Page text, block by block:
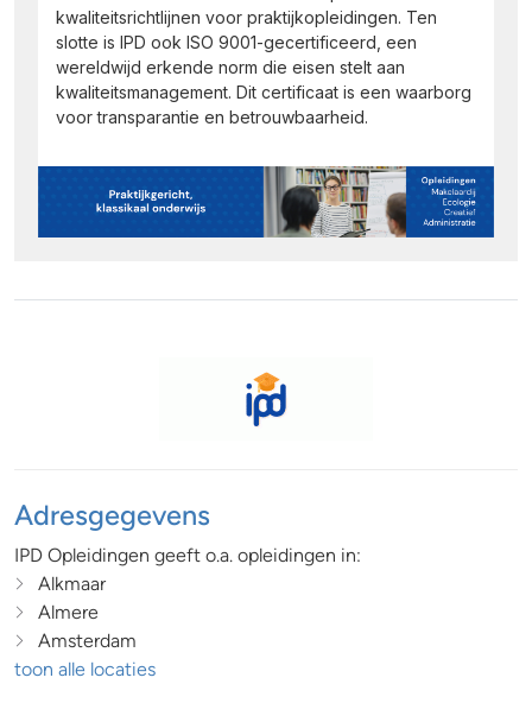
kwaliteitsrichtlijnen voor praktijkopleidingen. Ten
slotte is IPD ook ISO 9001-gecertificeerd, een
wereldwijd erkende norm die eisen stelt aan
kwaliteitsmanagement. Dit certificaat is een waarborg
voor transparantie en betrouwbaarheid.
Adresgegevens
IPD Opleidingen geeft o.a. opleidingen in:
Alkmaar
Almere
Amsterdam
toon alle locaties